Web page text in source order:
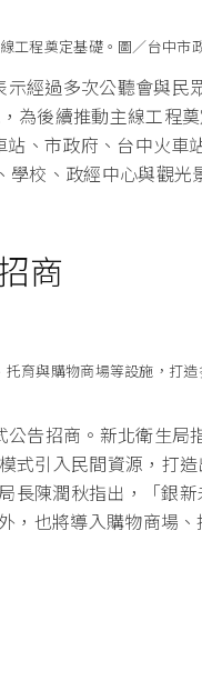
工程奠定基礎。圖／台中市
經過多次公聽會與民
為後續推動主線工程
、市政府、台中火車
校、政經中心與觀光
商
育與購物商場等設施，打
告招商。新北衛生局
式引入民間資源，打造
長陳潤秋指出，「銀
，也將導入購物商場